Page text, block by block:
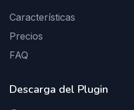
Características
Precios
FAQ
Descarga del Plugin